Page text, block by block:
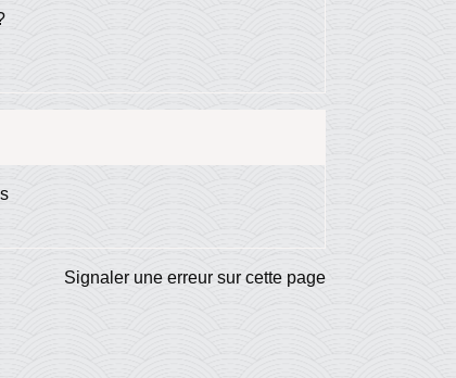
Signaler une erreur sur cette page